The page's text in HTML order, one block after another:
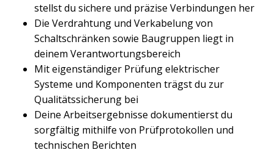
stellst du sichere und präzise Verbindungen her
Die Verdrahtung und Verkabelung von
Schaltschränken sowie Baugruppen liegt in
deinem Verantwortungsbereich
Mit eigenständiger Prüfung elektrischer
Systeme und Komponenten trägst du zur
Qualitätssicherung bei
Deine Arbeitsergebnisse dokumentierst du
sorgfältig mithilfe von Prüfprotokollen und
technischen Berichten